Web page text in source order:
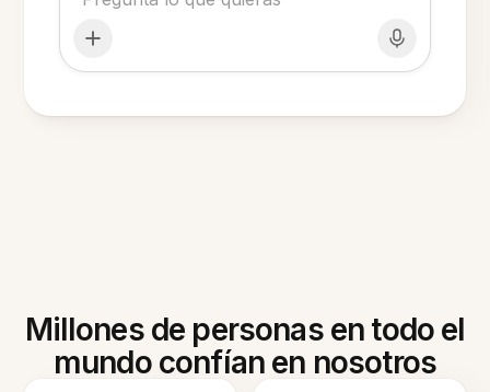
Millones de personas en todo el
mundo confían en nosotros